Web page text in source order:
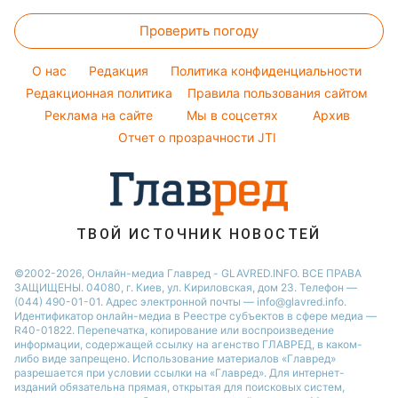
Новости Полтавы
Новости Черкассы
Новости Ровно
Новости Запорожья
Праздничное меню
Народные приметы
Все о шоу-бизнесе
Погода на сегодня
Погода на завтра
Пылевая буря
Уборка
Комнатные растения
Авто
Проверить погоду
O нас Редакция
Политика конфиденциальности
Редакционная политика
Правила пользования сайтом
Реклама на сайте
Мы в соцсетях
Архив
Отчет о прозрачности JTI
ТВОЙ ИСТОЧНИК НОВОСТЕЙ
©2002-2026, Онлайн-медиа Главред - GLAVRED.INFO. ВСЕ ПРАВА
ЗАЩИЩЕНЫ. 04080, г. Киев, ул. Кириловская, дом 23. Телефон —
(044) 490-01-01. Адрес электронной почты — info@glavred.info.
Идентификатор онлайн-медиа в Реестре cубъектов в сфере медиа —
R40-01822. Перепечатка, копирование или воспроизведение
информации, содержащей ссылку на агенство ГЛАВРЕД, в каком-
либо виде запрещено. Использование материалов «Главред»
разрешается при условии ссылки на «Главред». Для интернет-
изданий обязательна прямая, открытая для поисковых систем,